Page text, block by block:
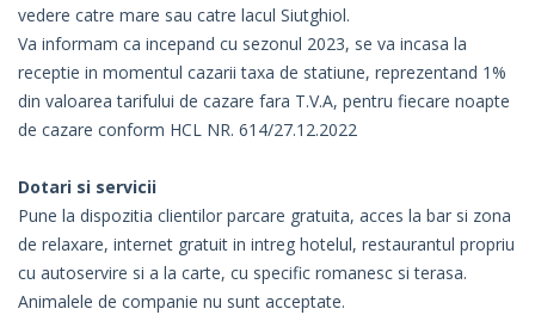
vedere catre mare sau catre lacul Siutghiol.
Va informam ca incepand cu sezonul 2023, se va incasa la
receptie in momentul cazarii taxa de statiune, reprezentand 1%
din valoarea tarifului de cazare fara T.V.A, pentru fiecare noapte
de cazare conform HCL NR. 614/27.12.2022
Dotari si servicii
Pune la dispozitia clientilor parcare gratuita, acces la bar si zona
de relaxare, internet gratuit in intreg hotelul, restaurantul propriu
cu autoservire si a la carte, cu specific romanesc si terasa.
Animalele de companie nu sunt acceptate.